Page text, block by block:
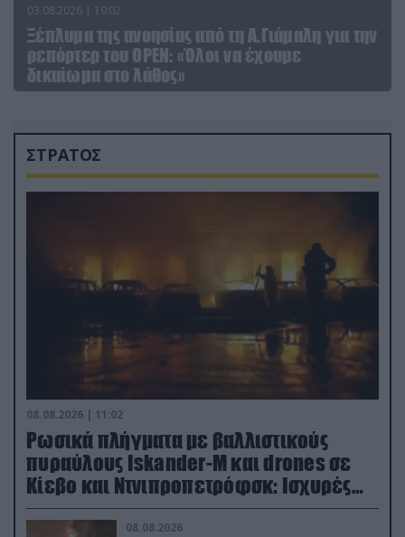
03.08.2026 | 19:02
Ξέπλυμα της ανοησίας από τη Α.Γιάμαλη για την
ρεπόρτερ του ΟΡΕΝ: «Όλοι να έχουμε
δικαίωμα στο λάθος»
ΣΤΡΑΤΟΣ
08.08.2026 | 11:02
Ρωσικά πλήγματα με βαλλιστικούς
πυραύλους Iskander-M και drones σε
Κίεβο και Ντνιπροπετρόφσκ: Ισχυρές
εκρήξεις
08.08.2026